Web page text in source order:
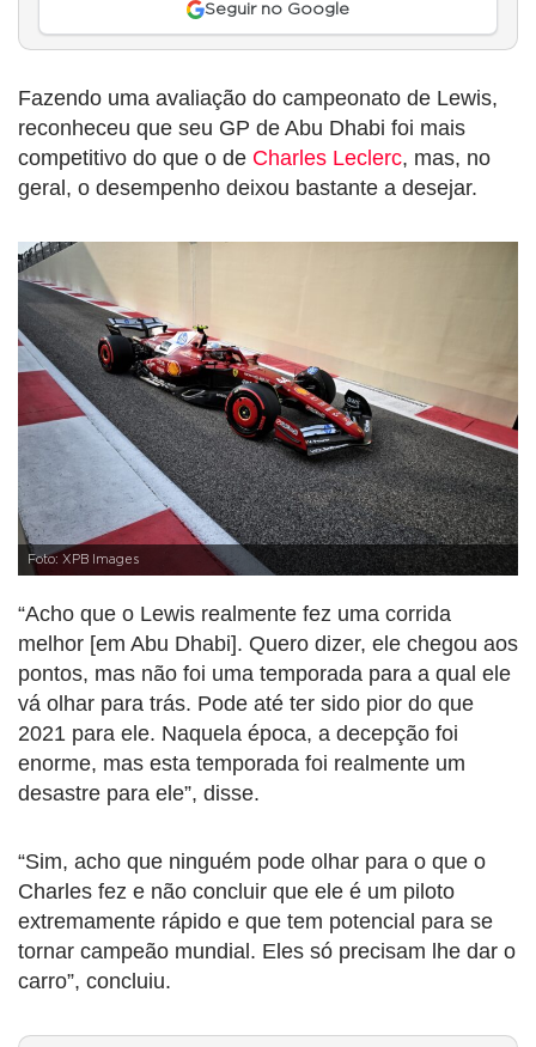
Seguir no Google
Fazendo uma avaliação do campeonato de Lewis,
reconheceu que seu GP de Abu Dhabi foi mais
competitivo do que o de Charles Leclerc, mas, no
geral, o desempenho deixou bastante a desejar.
Foto: XPB Images
“Acho que o Lewis realmente fez uma corrida
melhor [em Abu Dhabi]. Quero dizer, ele chegou aos
pontos, mas não foi uma temporada para a qual ele
vá olhar para trás. Pode até ter sido pior do que
2021 para ele. Naquela época, a decepção foi
enorme, mas esta temporada foi realmente um
desastre para ele”, disse.
“Sim, acho que ninguém pode olhar para o que o
Charles fez e não concluir que ele é um piloto
extremamente rápido e que tem potencial para se
tornar campeão mundial. Eles só precisam lhe dar o
carro”, concluiu.